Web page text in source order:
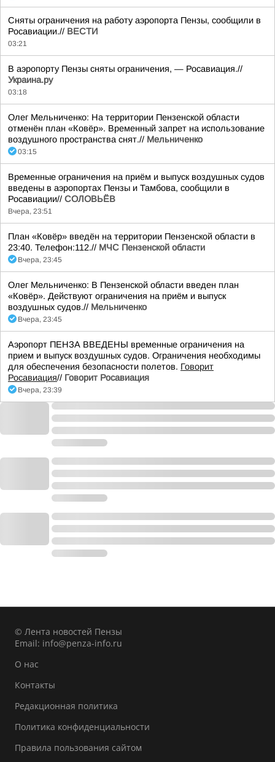
Сняты ограничения на работу аэропорта Пензы, сообщили в
Росавиации.// ВЕСТИ
03:21
В аэропорту Пензы сняты ограничения, — Росавиация.//
Украина.ру
03:18
Олег Мельниченко: На территории Пензенской области
отменён план «Ковёр». Временный запрет на использование
воздушного пространства снят.// Мельниченко
03:15
Временные ограничения на приём и выпуск воздушных судов
введены в аэропортах Пензы и Тамбова, сообщили в
Росавиации// СОЛОВЬЁВ
Вчера, 23:51
План «Ковёр» введён на территории Пензенской области в
23:40. Телефон:112.// МЧС Пензенской области
Вчера, 23:45
Олег Мельниченко: В Пензенской области введен план
«Ковёр». Действуют ограничения на приём и выпуск
воздушных судов.// Мельниченко
Вчера, 23:45
Аэропорт ПЕНЗА ВВЕДЕНЫ временные ограничения на
прием и выпуск воздушных судов. Ограничения необходимы
для обеспечения безопасности полетов. Говорит
Росавиация// Говорит Росавиация
Вчера, 23:39
© Лента новостей Пензы
Email: info@penza-info.ru
О нас
Контакты
Редакционная политика
Политика конфиденциальности
Правила пользования сайтом